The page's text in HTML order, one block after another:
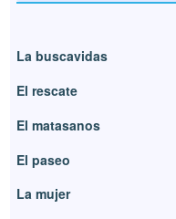
La buscavidas
El rescate
El matasanos
El paseo
La mujer